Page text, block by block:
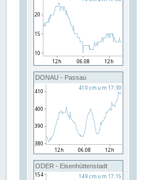
DONAU - Passau
ODER - Eisenhüttenstadt